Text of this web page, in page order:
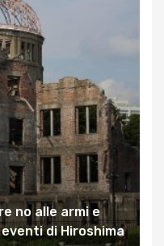
no alle armi e
di Hiroshima